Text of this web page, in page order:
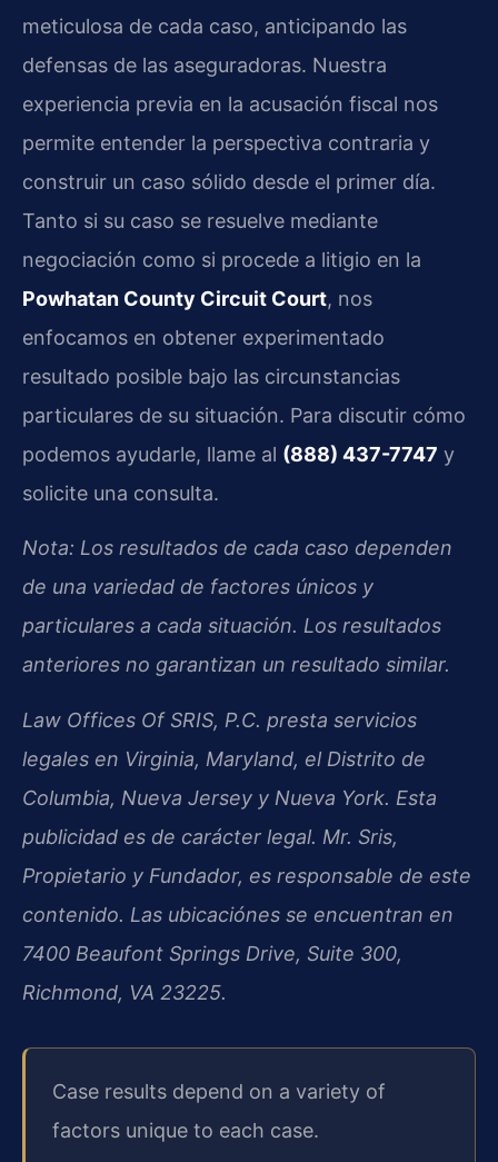
meticulosa de cada caso, anticipando las
defensas de las aseguradoras. Nuestra
experiencia previa en la acusación fiscal nos
permite entender la perspectiva contraria y
construir un caso sólido desde el primer día.
Tanto si su caso se resuelve mediante
negociación como si procede a litigio en la
Powhatan County Circuit Court, nos
enfocamos en obtener experimentado
resultado posible bajo las circunstancias
particulares de su situación. Para discutir cómo
podemos ayudarle, llame al (888) 437-7747 y
solicite una consulta.
Nota: Los resultados de cada caso dependen
de una variedad de factores únicos y
particulares a cada situación. Los resultados
anteriores no garantizan un resultado similar.
Law Offices Of SRIS, P.C. presta servicios
legales en Virginia, Maryland, el Distrito de
Columbia, Nueva Jersey y Nueva York. Esta
publicidad es de carácter legal. Mr. Sris,
Propietario y Fundador, es responsable de este
contenido. Las ubicaciónes se encuentran en
7400 Beaufont Springs Drive, Suite 300,
Richmond, VA 23225.
Case results depend on a variety of
factors unique to each case.